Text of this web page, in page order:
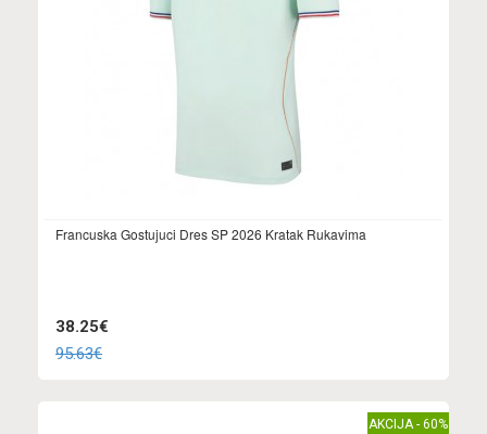
Francuska Gostujuci Dres SP 2026 Kratak Rukavima
38.25€
95.63€
AKCIJA - 60%